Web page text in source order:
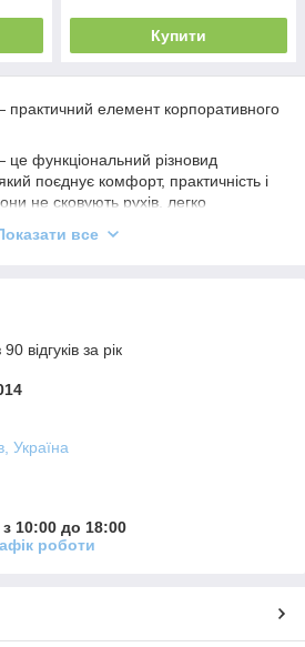
Купити
елемент корпоративного
функціональний різновид
поєднує комфорт, практичність і
не сковують рухів, легко
Завдяки універсальному крою
є зручним рішенням, яке
корпоративну ідентичність і не
формальності.
жилетки з
комфорт без
Вона не заважає рухам, підходить
та на вулиці й легко адаптується до
все
відгуків за рік
Україна
10:00 до 18:00
роботи